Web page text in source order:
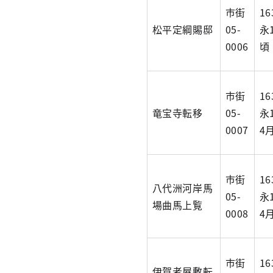
松平定綱賜邸
市街
05-
0006
永
頃
竜宝寺転移
市街
05-
0007
永
4
八代洲河岸馬
場曲馬上覧
市街
05-
0008
永
4
市街